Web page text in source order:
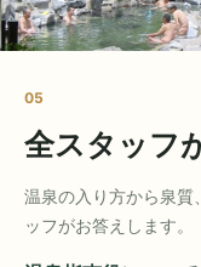
05
全スタッフ
温泉の入り方から泉質
ッフがお答えします。